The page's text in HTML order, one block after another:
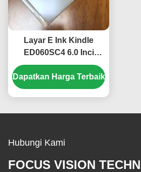
Layar E Ink Kindle
ED060SC4 6.0 Inci
dengan Resolusi SVGA
800 × 600 dan
Antarmuka 39 Pin
Dapatkan Harga Terbaik
Hubungi Kami
FOCUS VISION